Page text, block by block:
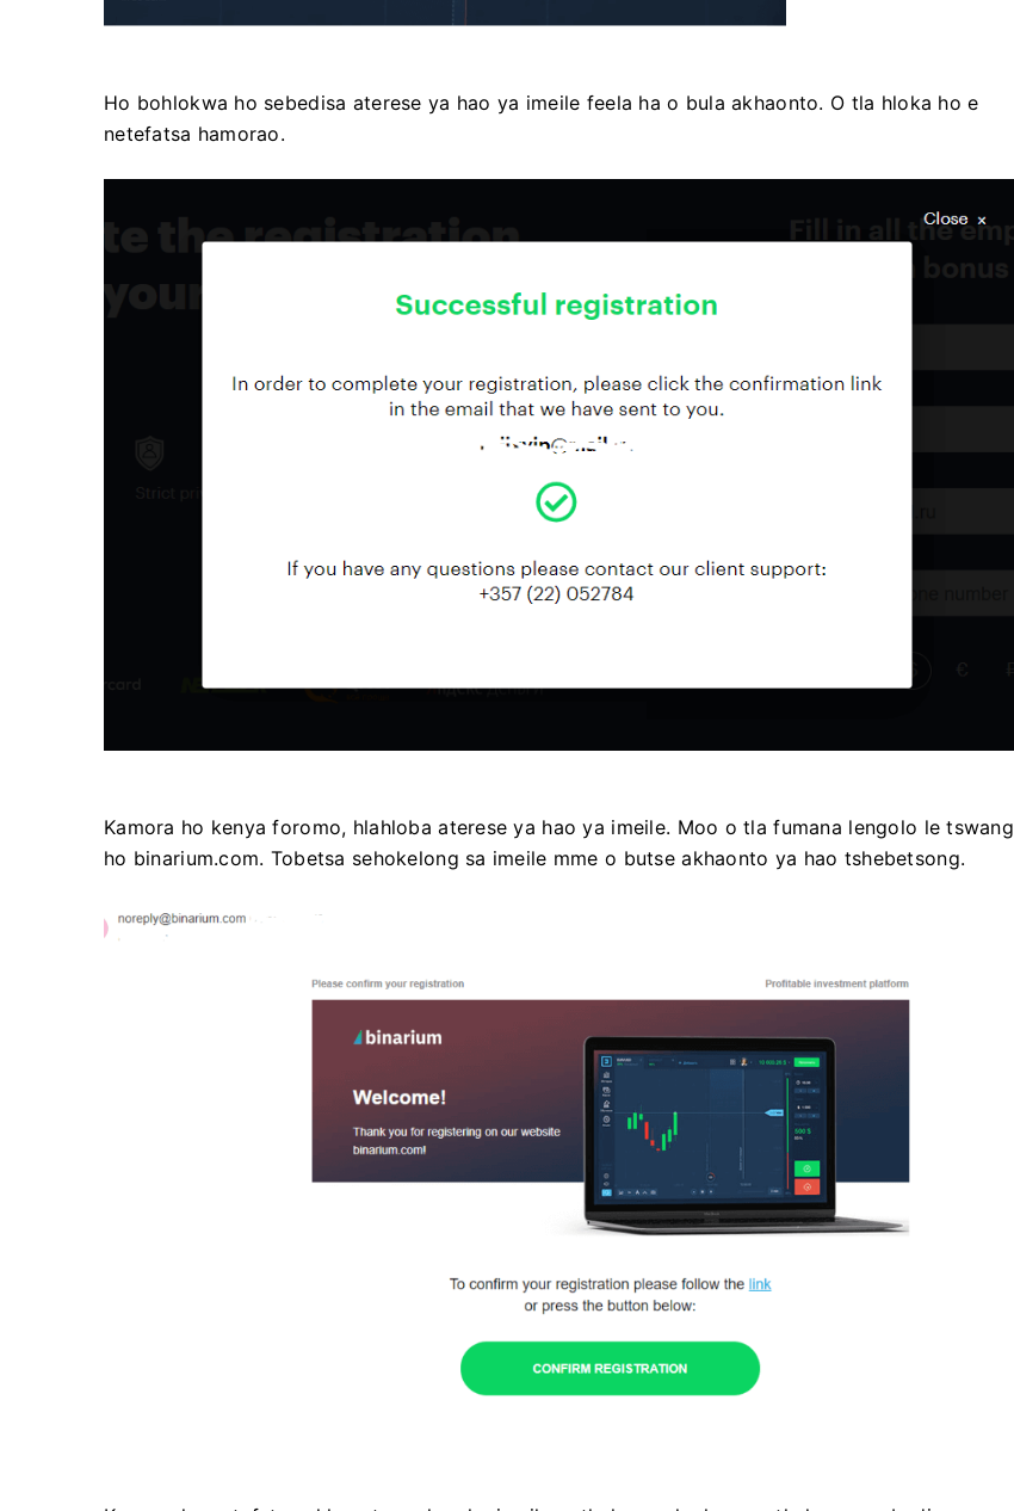
Ho bohlokwa ho sebedisa aterese ya hao ya imeile feela ha o bula akhaonto. O tla hloka ho e
netefatsa hamorao.
Kamora ho kenya foromo, hlahloba aterese ya hao ya imeile. Moo o tla fumana lengolo le tswang
ho binarium.com. Tobetsa sehokelong sa imeile mme o butse akhaonto ya hao tshebetsong.